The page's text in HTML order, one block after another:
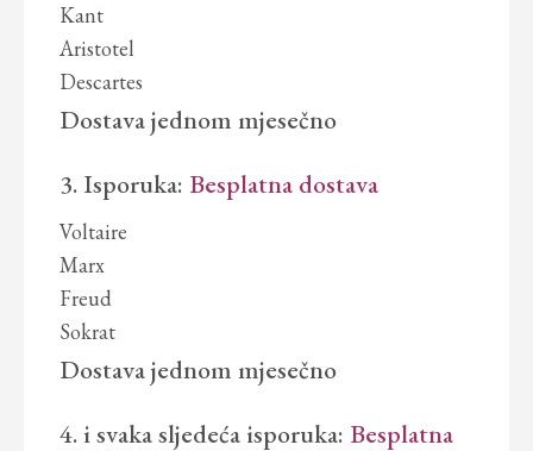
Kant
Aristotel
Descartes
Dostava jednom mjesečno
3. Isporuka: Besplatna dostava
Voltaire
Marx
Freud
Sokrat
Dostava jednom mjesečno
4. i svaka sljedeća isporuka: Besplatna